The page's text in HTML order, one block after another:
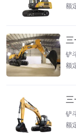
额
三
铲
额
三
铲
额